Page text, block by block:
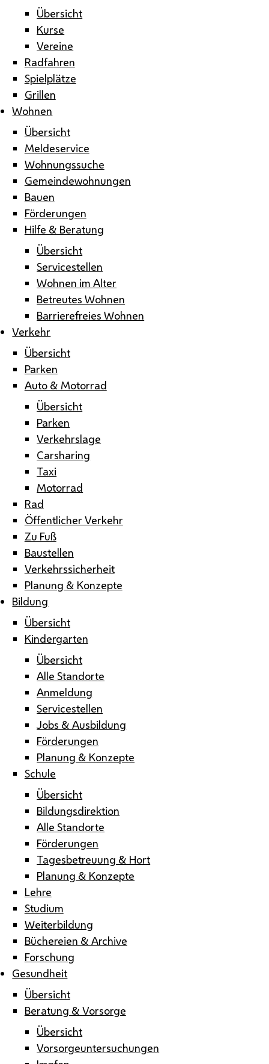
Übersicht
Kurse
Vereine
Radfahren
Spielplätze
Grillen
Wohnen
Übersicht
Meldeservice
Wohnungssuche
Gemeindewohnungen
Bauen
Förderungen
Hilfe & Beratung
Übersicht
Servicestellen
Wohnen im Alter
Betreutes Wohnen
Barrierefreies Wohnen
Verkehr
Übersicht
Parken
Auto & Motorrad
Übersicht
Parken
Verkehrslage
Carsharing
Taxi
Motorrad
Rad
Öffentlicher Verkehr
Zu Fuß
Baustellen
Verkehrssicherheit
Planung & Konzepte
Bildung
Übersicht
Kindergarten
Übersicht
Alle Standorte
Anmeldung
Servicestellen
Jobs & Ausbildung
Förderungen
Planung & Konzepte
Schule
Übersicht
Bildungsdirektion
Alle Standorte
Förderungen
Tagesbetreuung & Hort
Planung & Konzepte
Lehre
Studium
Weiterbildung
Büchereien & Archive
Forschung
Gesundheit
Übersicht
Beratung & Vorsorge
Übersicht
Vorsorgeuntersuchungen